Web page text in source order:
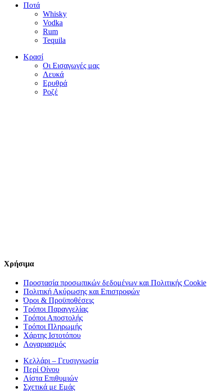
Ποτά
Whisky
Vodka
Rum
Tequila
Κρασί
Οι Εισαγωγές μας
Λευκά
Ερυθρά
Ροζέ
Χρήσιμα
Προστασία προσωπικών δεδομένων και Πολιτικής Cookie
Πολιτική Ακύρωσης και Επιστροφών
Όροι & Προϋποθέσεις
Τρόποι Παραγγελίας
Τρόποι Αποστολής
Τρόποι Πληρωμής
Χάρτης Ιστοτόπου
Λογαριασμός
Κελλάρι – Γευσιγνωσία
Περί Οίνου
Λίστα Επιθυμιών
Σχετικά με Εμάς